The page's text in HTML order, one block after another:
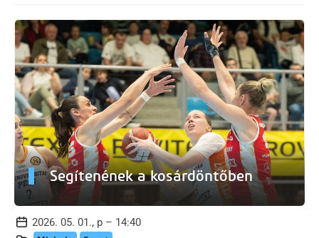
Segítenének a kosárdöntőben
2026. 05. 01., p – 14:40